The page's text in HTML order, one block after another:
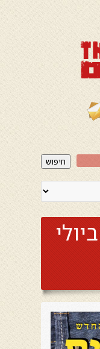
חיפוש
ג'אז כיס – 20 ביולי